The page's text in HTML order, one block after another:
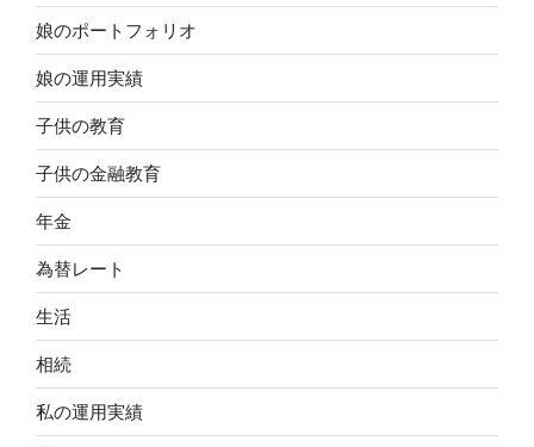
娘のポートフォリオ
娘の運用実績
子供の教育
子供の金融教育
年金
為替レート
生活
相続
私の運用実績